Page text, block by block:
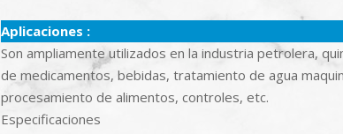
Aplicaciones :
Son ampliamente utilizados en la industria petrolera,
de medicamentos, bebidas, tratamiento de agua
procesamiento de alimentos, controles, etc.
Especificaciones